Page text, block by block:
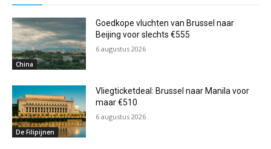
China
Goedkope vluchten van Brussel naar
Beijing voor slechts €555
6 augustus 2026
De Filipijnen
Vliegticketdeal: Brussel naar Manila voor
maar €510
6 augustus 2026